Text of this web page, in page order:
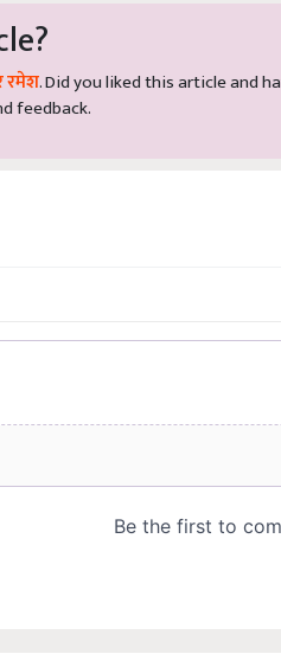
रमेश. Did you liked this article and
feedback.